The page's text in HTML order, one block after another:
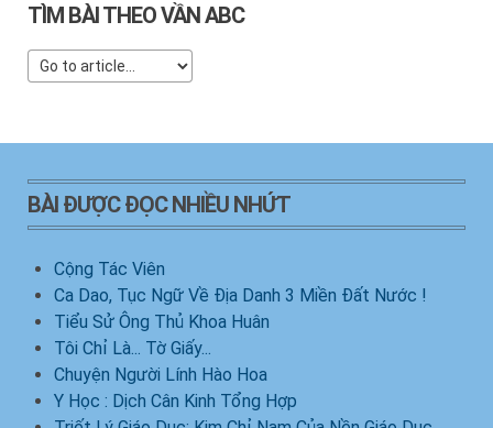
TÌM BÀI THEO VẦN ABC
BÀI ĐƯỢC ĐỌC NHIỀU NHỨT
Cộng Tác Viên
Ca Dao, Tục Ngữ Về Địa Danh 3 Miền Đất Nước !
Tiểu Sử Ông Thủ Khoa Huân
Tôi Chỉ Là... Tờ Giấy...
Chuyện Người Lính Hào Hoa
Y Học : Dịch Cân Kinh Tổng Hợp